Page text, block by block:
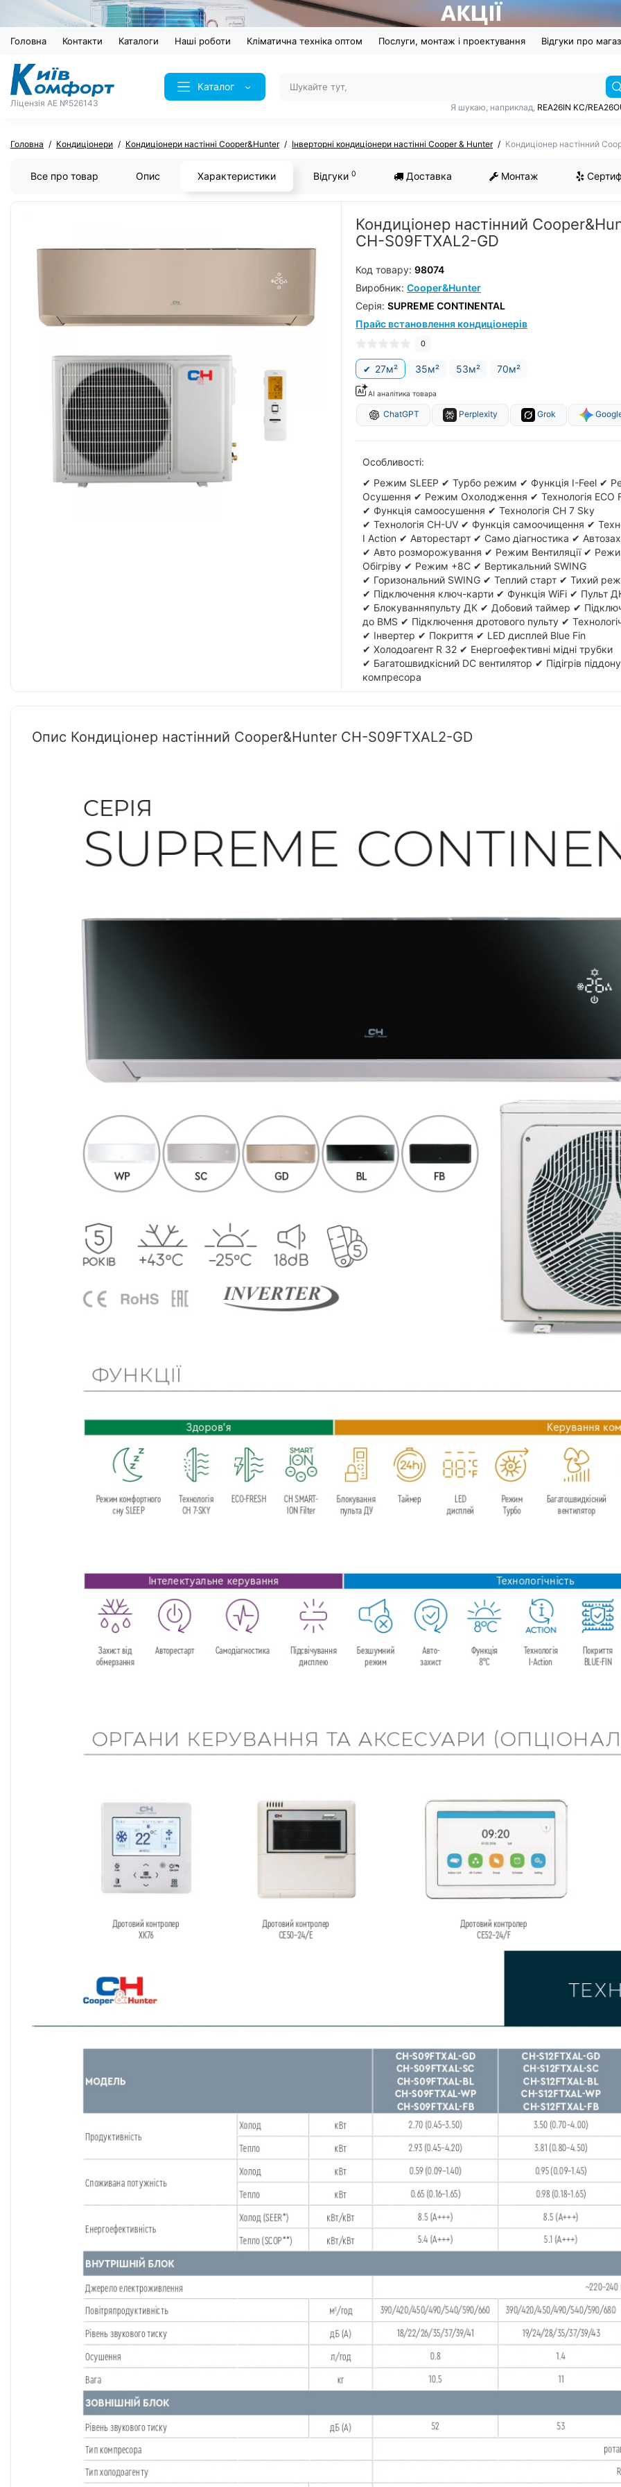
Головна Контакти Каталоги Наші роботи Кліматична техніка оптом Послуги, монтаж і проектування Відгуки про
Ліцензія AE №526143
Каталог
Я шукаю, наприклад, REA26IN KC/
Головна Кондиціонери Кондиціонери настінні Cooper&Hunter Інверторні кондиціонери настінні Cooper & Hunter Кондиціонер настінний
Все про товар Опис Характеристики Відгуки 0 Доставка Монтаж
Кондиціонер настінний
CH-S09FTXAL2-GD
Код товару: 98074
Виробник: Cooper&Hunter
Серiя: SUPREME CONTINENTAL
Прайс встановлення кондиціонерів
0
27м² 35м² 53м² 70м²
AI аналітика товара
ChatGPT Perplexity Grok
Особливості:
✔ Режим SLЕЕР ✔ Турбо режим ✔ Функція I-Feel ✔
Осушення ✔ Режим Охолодження ✔ Технологія ECO
✔ Функція самоосушення ✔ Технологія CH 7 Sky
✔ Технологія CH-UV ✔ Функція самоочищення ✔
I Action ✔ Авторестарт ✔ Само діагностика ✔
✔ Авто розморожування ✔ Режим Вентиляції ✔
Обігріву ✔ Режим +8С ✔ Вертикальний SWING
✔ Горизональний SWING ✔ Теплий старт ✔ Тихий
✔ Підключення ключ-карти ✔ Функція WiFi ✔ Пульт
✔ Блокуванняпульту ДК ✔ Добовий таймер ✔
до BMS ✔ Підключення дротового пульту ✔
✔ Інвертер ✔ Покриття ✔ LED дисплей Blue Fin
✔ Холодоагент R 32 ✔ Енергоефективні мідні трубки
✔ Багатошвидкісний DC вентилятор ✔ Підігрів
компресора
Опис Кондиціонер настінний Cooper&Hunter CH-S09FTXAL2-GD